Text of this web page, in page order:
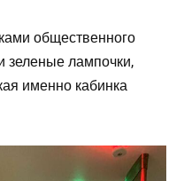
общественного
зеленые лампочки,
именно кабинка